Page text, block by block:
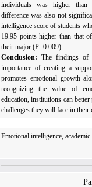
individuals was higher
difference was also not
intelligence score of students
19.95 points higher than that
their major (P=0.009).
Conclusion: The findings
importance of creating a
promotes emotional growth
recognizing the value of
education, institutions can
challenges they will face in
Emotional intelligence,